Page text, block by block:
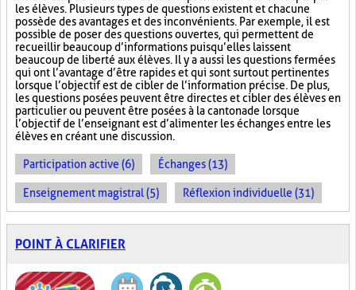
les élèves. Plusieurs types de questions existent et chacune
possède des avantages et des inconvénients. Par exemple, il est
possible de poser des questions ouvertes, qui permettent de
recueillir beaucoup d’informations puisqu’elles laissent
beaucoup de liberté aux élèves. Il y a aussi les questions fermées
qui ont l’avantage d’être rapides et qui sont surtout pertinentes
lorsque l’objectif est de cibler de l’information précise. De plus,
les questions posées peuvent être directes et cibler des élèves en
particulier ou peuvent être posées à la cantonade lorsque
l’objectif de l’enseignant est d’alimenter les échanges entre les
élèves en créant une discussion.
Participation active (6) Échanges (13)
Enseignement magistral (5) Réflexion individuelle (31)
POINT À CLARIFIER